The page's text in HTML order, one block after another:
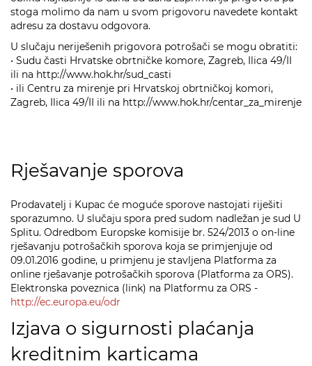
stoga molimo da nam u svom prigovoru navedete kontakt
adresu za dostavu odgovora.
U slučaju neriješenih prigovora potrošači se mogu obratiti:
• Sudu časti Hrvatske obrtničke komore, Zagreb, Ilica 49/II
ili na http://www.hok.hr/sud_casti
• ili Centru za mirenje pri Hrvatskoj obrtničkoj komori,
Zagreb, Ilica 49/II ili na http://www.hok.hr/centar_za_mirenje
Rješavanje sporova
Prodavatelj i Kupac će moguće sporove nastojati riješiti
sporazumno. U slučaju spora pred sudom nadležan je sud U
Splitu. Odredbom Europske komisije br. 524/2013 o on-line
rješavanju potrošačkih sporova koja se primjenjuje od
09.01.2016 godine, u primjenu je stavljena Platforma za
online rješavanje potrošačkih sporova (Platforma za ORS).
Elektronska poveznica (link) na Platformu za ORS -
http://ec.europa.eu/odr
Izjava o sigurnosti plaćanja
kreditnim karticama